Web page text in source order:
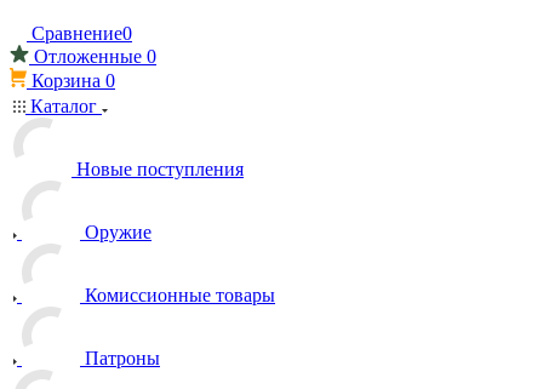
Сравнение0
Отложенные 0
Корзина 0
Каталог
Новые поступления
Оружие
Комиссионные товары
Патроны